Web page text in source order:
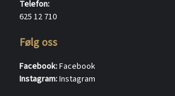
Telefon:
625 12 710
Følg oss
Facebook:Facebook
Instagram:Instagram